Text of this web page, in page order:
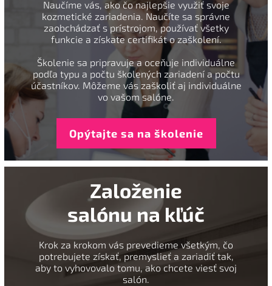
Naučíme vás, ako čo najlepšie využiť svoje
kozmetické zariadenia. Naučíte sa správne
zaobchádzať s prístrojom, používať všetky
funkcie a získate certifikát o zaškolení.
Školenie sa pripravuje a oceňuje individuálne
podľa typu a počtu školených zariadení a počtu
účastníkov. Môžeme vás zaškoliť aj individuálne
vo vašom salóne.
Opýtajte sa na školenie
Založenie
salónu na kľúč
Krok za krokom vás prevedieme všetkým, čo
potrebujete získať, premyslieť a zariadiť tak,
aby to vyhovovalo tomu, ako chcete viesť svoj
salón.